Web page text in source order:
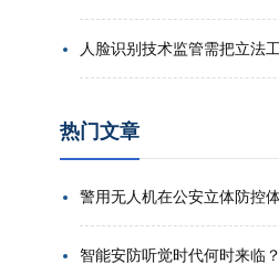
热门文章
智能安防听觉时代何时来临？